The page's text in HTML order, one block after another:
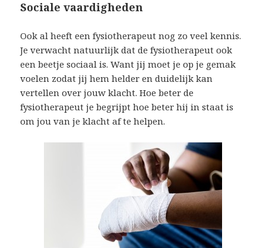
Sociale vaardigheden
Ook al heeft een fysiotherapeut nog zo veel kennis.
Je verwacht natuurlijk dat de fysiotherapeut ook
een beetje sociaal is. Want jij moet je op je gemak
voelen zodat jij hem helder en duidelijk kan
vertellen over jouw klacht. Hoe beter de
fysiotherapeut je begrijpt hoe beter hij in staat is
om jou van je klacht af te helpen.